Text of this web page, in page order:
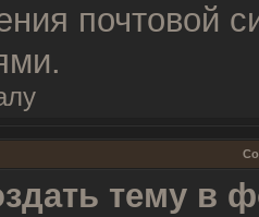
почтовой
тему в